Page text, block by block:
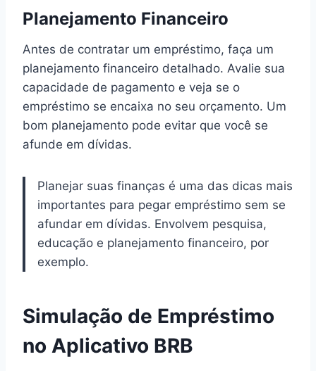
Planejamento Financeiro
Antes de contratar um empréstimo, faça um
planejamento financeiro detalhado. Avalie sua
capacidade de pagamento e veja se o
empréstimo se encaixa no seu orçamento. Um
bom planejamento pode evitar que você se
afunde em dívidas.
Planejar suas finanças é uma das dicas mais
importantes para pegar empréstimo sem se
afundar em dívidas. Envolvem pesquisa,
educação e planejamento financeiro, por
exemplo.
Simulação de Empréstimo
no Aplicativo BRB